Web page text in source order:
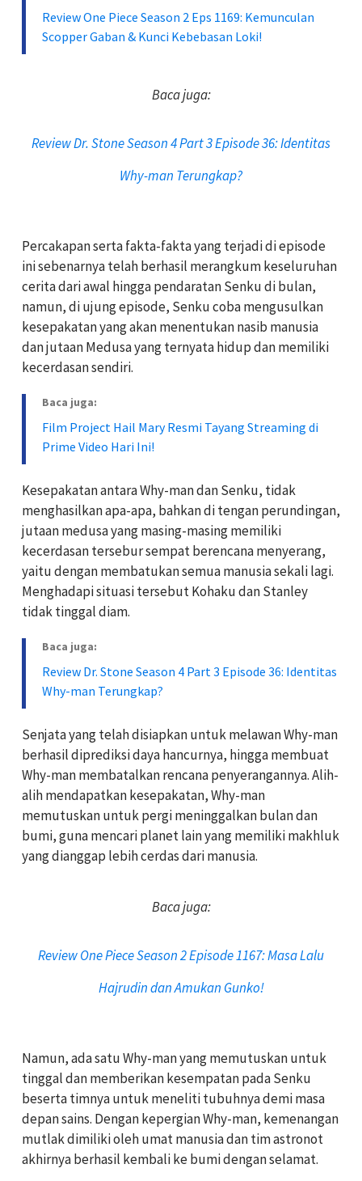
Review One Piece Season 2 Eps 1169: Kemunculan
Scopper Gaban & Kunci Kebebasan Loki!
Baca juga:
Review Dr. Stone Season 4 Part 3 Episode 36: Identitas
Why-man Terungkap?
Percakapan serta fakta-fakta yang terjadi di episode
ini sebenarnya telah berhasil merangkum keseluruhan
cerita dari awal hingga pendaratan Senku di bulan,
namun, di ujung episode, Senku coba mengusulkan
kesepakatan yang akan menentukan nasib manusia
dan jutaan Medusa yang ternyata hidup dan memiliki
kecerdasan sendiri.
Baca juga:
Film Project Hail Mary Resmi Tayang Streaming di
Prime Video Hari Ini!
Kesepakatan antara Why-man dan Senku, tidak
menghasilkan apa-apa, bahkan di tengan perundingan,
jutaan medusa yang masing-masing memiliki
kecerdasan tersebur sempat berencana menyerang,
yaitu dengan membatukan semua manusia sekali lagi.
Menghadapi situasi tersebut Kohaku dan Stanley
tidak tinggal diam.
Baca juga:
Review Dr. Stone Season 4 Part 3 Episode 36: Identitas
Why-man Terungkap?
Senjata yang telah disiapkan untuk melawan Why-man
berhasil diprediksi daya hancurnya, hingga membuat
Why-man membatalkan rencana penyerangannya. Alih-
alih mendapatkan kesepakatan, Why-man
memutuskan untuk pergi meninggalkan bulan dan
bumi, guna mencari planet lain yang memiliki makhluk
yang dianggap lebih cerdas dari manusia.
Baca juga:
Review One Piece Season 2 Episode 1167: Masa Lalu
Hajrudin dan Amukan Gunko!
Namun, ada satu Why-man yang memutuskan untuk
tinggal dan memberikan kesempatan pada Senku
beserta timnya untuk meneliti tubuhnya demi masa
depan sains. Dengan kepergian Why-man, kemenangan
mutlak dimiliki oleh umat manusia dan tim astronot
akhirnya berhasil kembali ke bumi dengan selamat.